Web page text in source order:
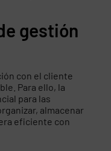
gestión
con el cliente
Para ello, la
para las
almacenar
eficiente con